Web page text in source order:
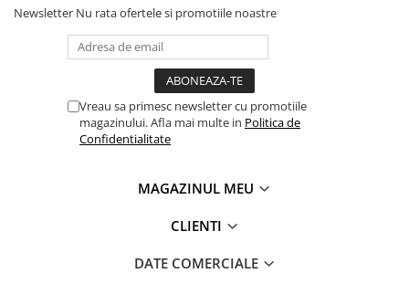
Cauciucuri Fat Bike
Controllere
Incarcatoare 24V
Incarcatoare 36V
Piese Trotinete Electrice
Newsletter Nu rata ofertele si promotiile noastre
Vreau sa primesc newsletter cu promotiile
magazinului. Afla mai multe in Politica de
Confidentialitate
MAGAZINUL MEU
CLIENTI
DATE COMERCIALE